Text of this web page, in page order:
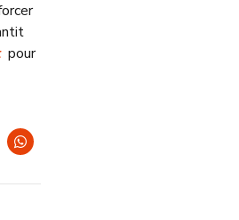
pour